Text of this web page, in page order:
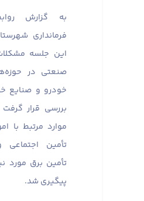
به گزارش
فرمانداری
این جلسه
صنعتی در
خودرو و صنایع
بررسی قرار
موارد مرتبط با
تأمین
تأمین برق مورد
پیگیری شد.